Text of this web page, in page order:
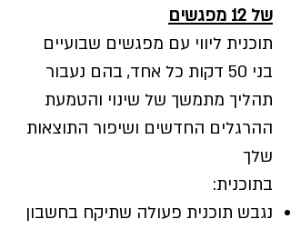
של 12 מפגשים
תוכנית ליווי עם מפגשים שבועיים
בני 50 דקות כל אחד, בהם נעבור
תהליך מתמשך של שינוי והטמעת
ההרגלים החדשים ושיפור התוצאות
שלך
בתוכנית:
נגבש תוכנית פעולה שתיקח בחשבון